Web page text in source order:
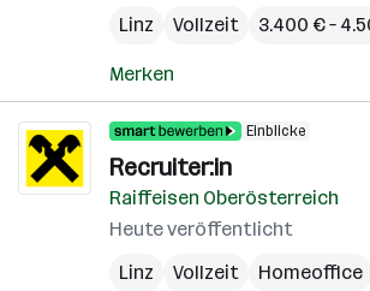
Linz
Vollzeit 3.400 € –
Merken
Einblicke
Recruiter:in
Raiffeisen Oberösterreich
Heute veröffentlicht
Linz
Vollzeit Homeoffice